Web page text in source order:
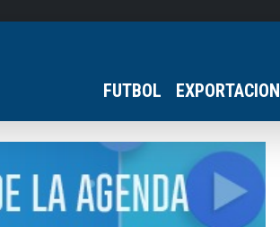
FUTBOL EXPORTACION